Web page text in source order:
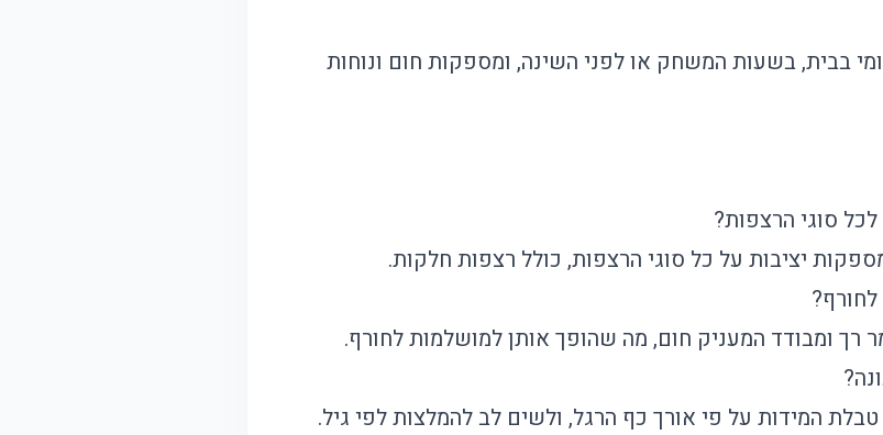
בבית, בשעות המשחק או לפני השינה, ומספקות חום ונוחות
סוגי הרצפות?
יציבות על כל סוגי הרצפות, כולל רצפות חלקות.
רך ומבודד המעניק חום, מה שהופך אותן למושלמות לחורף.
המידות על פי אורך כף הרגל, ולשים לב להמלצות לפי גיל.